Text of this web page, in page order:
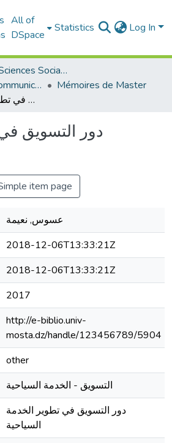
All of
DSpace
Statistics Log In
Faculté des Sciences Sociales
Département de communication
Mémoires de Master
دور التسويق في تطوير الخدمة السياحية
دور التسويق
item page
عسوس, نعيمة
2018-12-06T13:33:21Z
2018-12-06T13:33:21Z
2017
http://e-biblio.univ-
mosta.dz/handle/123456789/5904
other
التسويق - الخدمة السياحية
دور التسويق في تطوير الخدمة
السياحية